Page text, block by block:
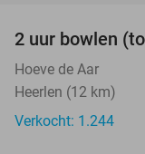
2 uur bowlen
Hoeve de Aar
Heerlen (12 km)
Verkocht: 1.244